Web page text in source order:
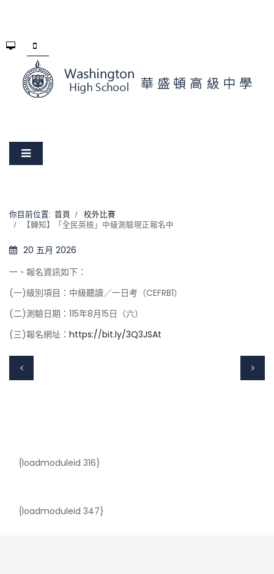
你目前位置: 首頁
校外比賽
【轉知】「全民英檢」中級測驗現正報名中
20 五月 2026
一、報名資訊如下：
(一)級別項目：中級聽讀／一日考（CEFRB1）
(二)測驗日期：115年8月15日（六）
(三)報名網址： https://bit.ly/3Q3JSAt
{loadmoduleid 316}
{loadmoduleid 347}